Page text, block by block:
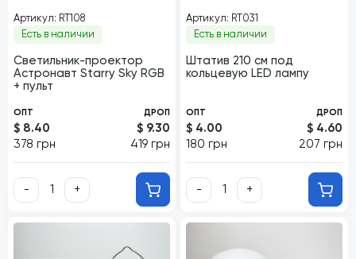
Артикул: RT108
Есть в наличии
Светильник-проектор
Астронавт Starry Sky RGB
+ пульт
ОПТ
$ 8.40
378 грн
ДРОП
$ 9.30
419 грн
- +
Артикул: RT031
Есть в наличии
Штатив 210 см под
кольцевую LED лампу
ОПТ
$ 4.00
180 грн
ДРОП
$ 4.60
207 грн
- +